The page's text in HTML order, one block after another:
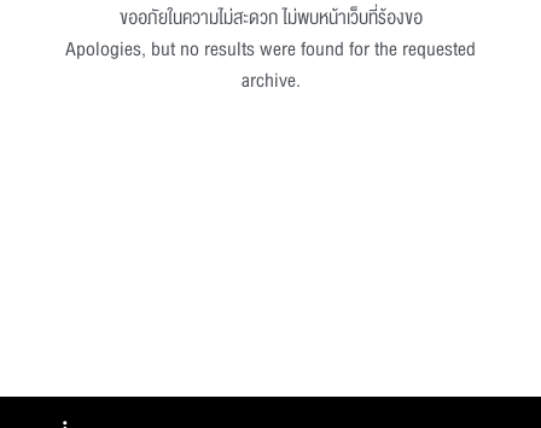
ขออภัยในความไม่สะดวก ไม่พบหน้าเว็บที่ร้องขอ
Apologies, but no results were found for the requested
archive.